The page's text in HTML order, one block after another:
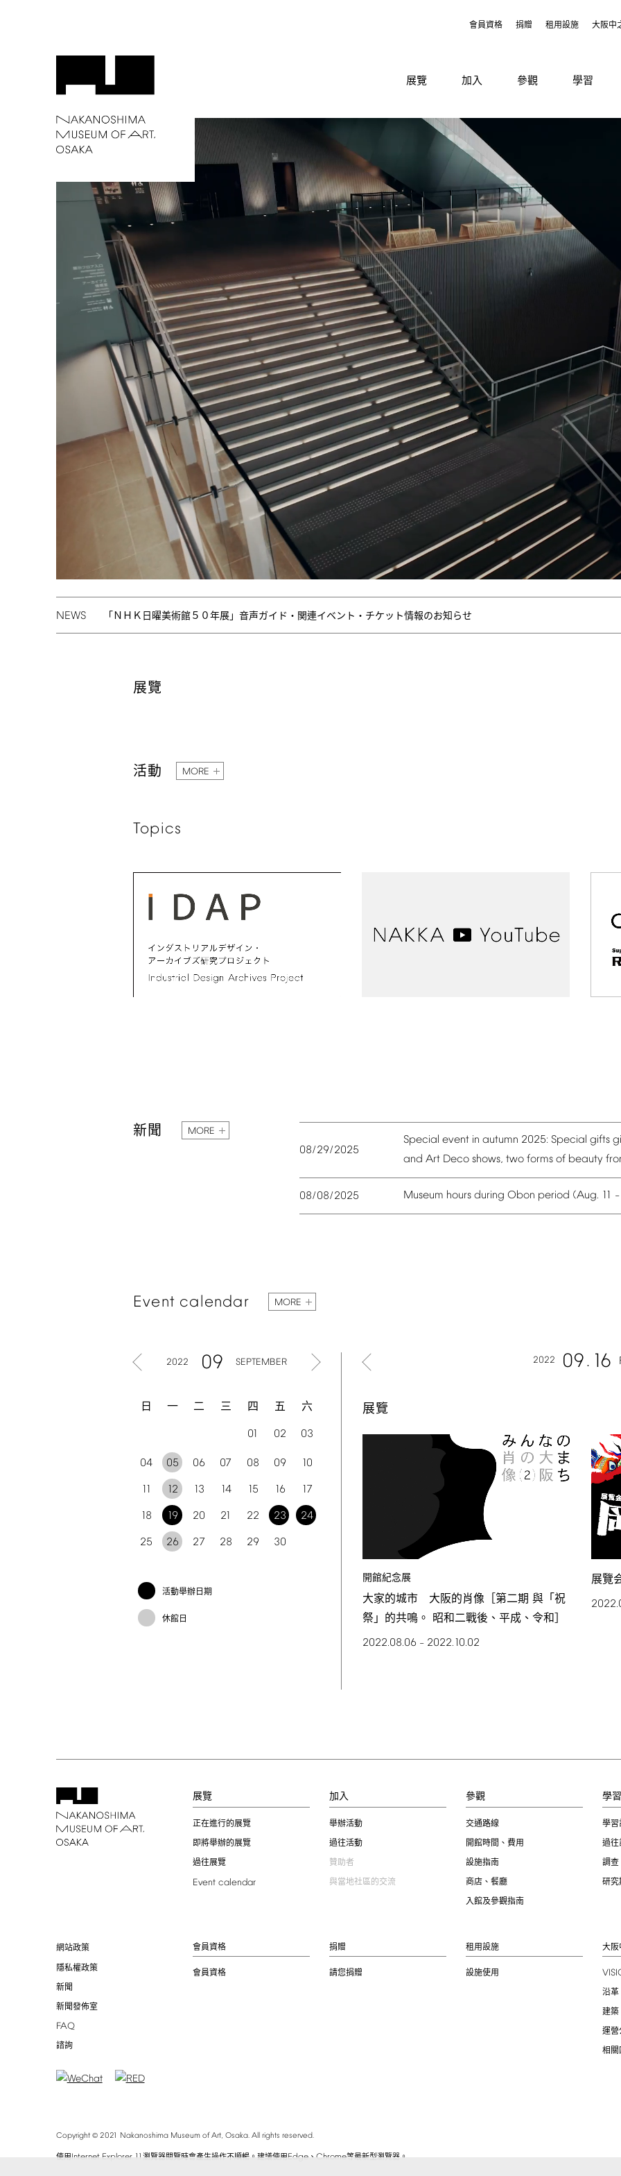
會員資格 捐贈 租用設施 大阪中
展覽 加入 參觀 學習
NEWS 「ＮＨＫ日曜美術館５０年展」音声ガイド・関連イベント・チケット情報のお知らせ
展覽
活動 MORE
Topics
新聞 MORE
08/29/2025
Special event in autumn 2025: Special gifts
and Art Deco shows, two forms of beauty
08/08/2025 Museum hours during Obon period (Aug. 11
Event calendar MORE
2022 09 SEPTEMBER
日 一 二 三 四 五 六
01 02 03
04 05 06 07 08 09 10
11 12 13 14 15 16 17
18 19 20 21 22 23 24
25 26 27 28 29 30
活動舉辦日期
休館日
2022 09 16
展覽
開館紀念展
大家的城市 大阪的肖像［第二期 與「祝
祭」的共鳴。 昭和二戰後、平成、令和］
2022.08.06 – 2022.10.02
展覽
展覽
正在進行的展覽
即將舉辦的展覽
過往展覽
Event calendar
加入
舉辦活動
過往活動
贊助者
與當地社區的交流
參觀
交通路線
開館時間、費用
設施指南
商店、餐廳
入館及參觀指南
學習
學習
過往
調查
研究
網站政策
隱私權政策
新聞
新聞發佈室
FAQ
諮詢
會員資格
會員資格
捐贈
請您捐贈
租用設施
設施使用
大阪
沿革
建築
運營
相關
Copyright© 2021 Nakanoshima Museum of Art, Osaka. All rights reserved.
使用Internet Explorer 11 瀏覽器閱覽時會產生操作不順暢。建議使用Edge、 Chrome等最新型瀏覽器。